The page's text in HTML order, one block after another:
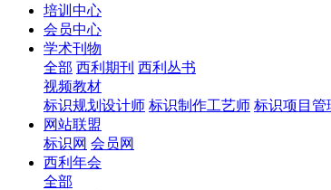
培训中心
会员中心
学术刊物
全部 西利期刊 西利丛书
视频教材
标识规划设计师 标识制作工艺师 标识项目管
网站联盟
标识网 会员网
西利年会
全部